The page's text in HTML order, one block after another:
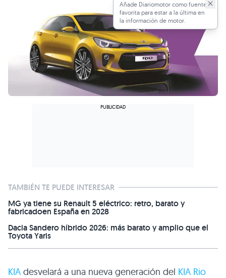
Añade Diariomotor como fuente
favorita para estar a la última en
la información de motor.
TAMBIÉN TE PUEDE INTERESAR
MG ya tiene su Renault 5 eléctrico: retro, barato y
fabricadoen España en 2028
Dacia Sandero híbrido 2026: más barato y amplio que el
Toyota Yaris
KIA desvelará a una nueva generación del KIA Rio